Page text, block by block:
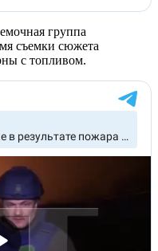
группа
съемки сюжета
с топливом.